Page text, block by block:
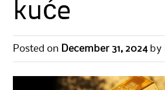
kuće
Posted on December 31, 2024by